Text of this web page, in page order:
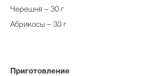
Черешня – 30 г
Абрикосы – 30 г
Приготовление